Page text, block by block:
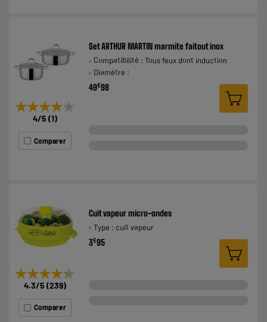
★★★★★
★★★★★
4/5 (1)
Comparer
Set ARTHUR MARTIN marmite faitout inox
Compatibilité : Tous feux dont induction
Diamètre :
49€98
★★★★★
★★★★★
4.3/5 (239)
Comparer
Cuit vapeur micro-ondes
Type : cuit vapeur
3€95